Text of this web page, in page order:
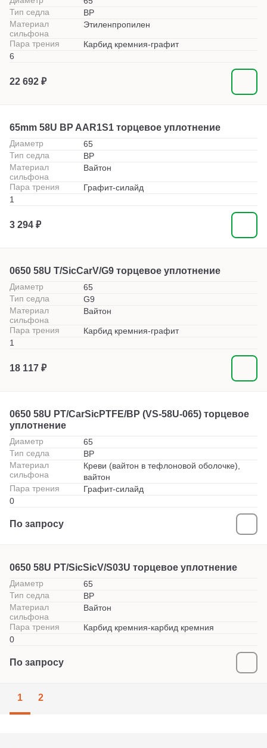
Тип седла
BP
Материал
сильфона
Этиленпропилен
Пара трения
Карбид кремния-графит
6
22 692 ₽
65mm 58U BP AAR1S1 торцевое уплотнение
Диаметр
65
Тип седла
BP
Материал
сильфона
Вайтон
Пара трения
Графит-силайд
1
3 294 ₽
0650 58U T/SicCarV/G9 торцевое уплотнение
Диаметр
65
Тип седла
G9
Материал
сильфона
Вайтон
Пара трения
Карбид кремния-графит
1
18 117 ₽
0650 58U PT/CarSicPTFE/BP (VS-58U-065) торцевое
уплотнение
Диаметр
65
Тип седла
BP
Материал
сильфона
Креви (вайтон в тефлоновой оболочке),
вайтон
Пара трения
Графит-силайд
0
По запросу
0650 58U PT/SicSicV/S03U торцевое уплотнение
Диаметр
65
Тип седла
BP
Материал
сильфона
Вайтон
Пара трения
Карбид кремния-карбид кремния
0
По запросу
1 2